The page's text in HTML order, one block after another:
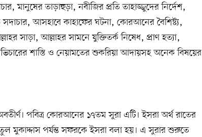
মানুষের তাড়াহুড়া, নবীজির প্রতি তাহাজ্জুদের নির্দেশ,
সদাচার, আসহাবে কাহাফের ঘটনা, কোরআনের বৈশিষ্ট্য,
সাড়া, আল্লাহর সামনে যুক্তিতর্ক নিষেধ, প্রাণ হত্যা,
শাস্তি ও নেয়ামতের শুকরিয়া আদায়সহ অনেক বিষয়ের
পবিত্র কোরআনের ১৭তম সুরা এটি। ইসরা অর্থ রাতের
মুকাদ্দাস পর্যন্ত সফরকে ইসরা বলা হয়। এ সুরার শুরুতে